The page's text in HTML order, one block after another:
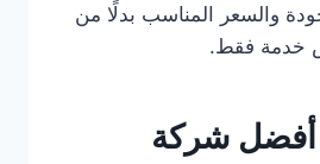
والسعر المناسب بدلًا من
خدمة فقط.
أفضل شركة